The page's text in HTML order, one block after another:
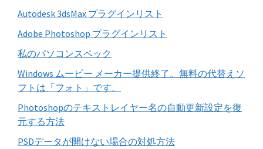
Autodesk 3dsMax プラグインリスト
Adobe Photoshop プラグインリスト
私のパソコンスペック
Windows ムービー メーカー提供終了。無料の代替えソ
フトは「フォト」です。
Photoshopのテキストレイヤー名の自動更新設定を復
元する方法
PSDデータが開けない場合の対処方法